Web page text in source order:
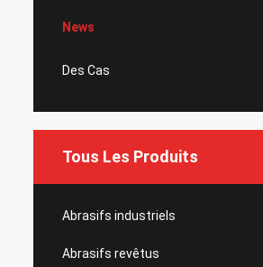
News
Des Cas
Tous Les Produits
Abrasifs industriels
Abrasifs revêtus